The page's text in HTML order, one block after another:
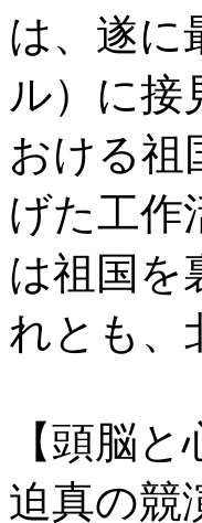
は、遂に
ル）に接
おける祖
げた工作
は祖国を
れとも、
【頭脳
迫真の競